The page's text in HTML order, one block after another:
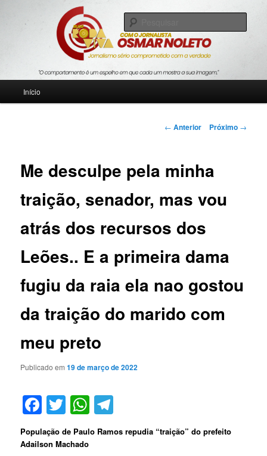
Blog Roda Viva
Jornalismo sério comprometido com a verdade
Início
Navegação
← Anterior Próximo →
Me desculpe pela minha
traição, senador, mas vou
atrás dos recursos dos
Leões.. E a primeira dama
fugiu da raia ela nao gostou
da traição do marido com
meu preto
Publicado em19 de março de 2022
Facebook
TwitterWhatsApp
População de Paulo Ramos repudia “traição” do prefeito
Adailson Machado